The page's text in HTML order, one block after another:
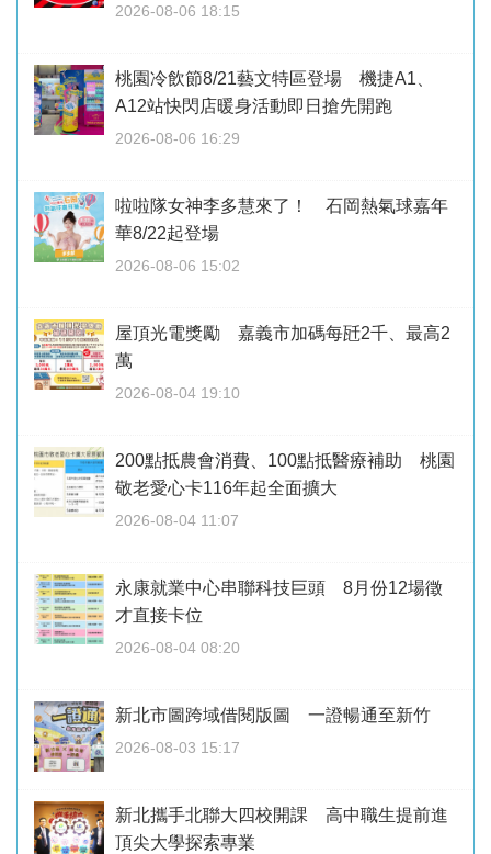
2026-08-06 18:15
桃園冷飲節8/21藝文特區登場 機捷A1、
A12站快閃店暖身活動即日搶先開跑
2026-08-06 16:29
啦啦隊女神李多慧來了！ 石岡熱氣球嘉年
華8/22起登場
2026-08-06 15:02
屋頂光電獎勵 嘉義市加碼每瓩2千、最高2
萬
2026-08-04 19:10
200點抵農會消費、100點抵醫療補助 桃園
敬老愛心卡116年起全面擴大
2026-08-04 11:07
永康就業中心串聯科技巨頭 8月份12場徵
才直接卡位
2026-08-04 08:20
新北市圖跨域借閱版圖 一證暢通至新竹
2026-08-03 15:17
新北攜手北聯大四校開課 高中職生提前進
頂尖大學探索專業